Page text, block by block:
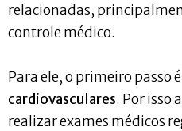
relacionadas,
controle médico.
Para ele, o primeiro passo é
cardiovasculares. Por isso
realizar exames médicos